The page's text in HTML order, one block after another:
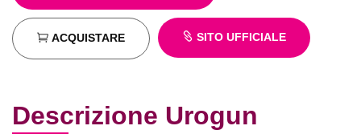
ACQUISTARE SITO UFFICIALE
Descrizione Urogun